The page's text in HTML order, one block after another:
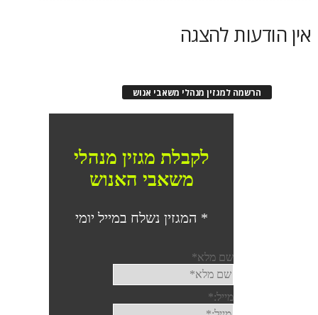
אין הודעות להצגה
הרשמה למגזין מנהלי משאבי אנוש